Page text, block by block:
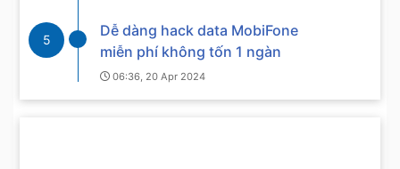
5
Dễ dàng hack data MobiFone
miễn phí không tốn 1 ngàn
06:36, 20 Apr 2024